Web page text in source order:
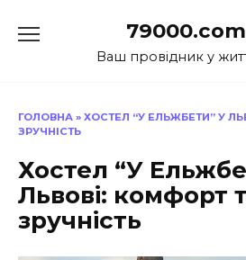
до
Ваш провідник у
ГОЛОВНА » ХОСТЕЛ “У ЕЛЬЖБЕТИ” У
ЗРУЧНІСТЬ
Хостел “У
Львові: комфорт
зручність